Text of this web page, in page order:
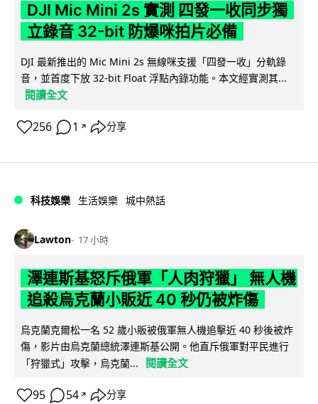
DJI Mic Mini 2s 實測 四發一收同步獨
立錄音 32-bit 防爆咪拍片必備
DJI 最新推出的 Mic Mini 2s 無線咪支援「四發一收」分軌錄
音，並首度下放 32-bit Float 浮點內錄功能。本文經實測其...
閱讀全文
256 1 ↗ 分享
科技娛樂 生活娛樂 城中熱話
Lawton 17 小時
澤連斯基怒斥俄軍「人肉狩獵」 無人機
追殺烏克蘭小販近 40 秒仍被炸傷
烏克蘭克爾松一名 52 歲小販被俄軍無人機追擊近 40 秒後被炸
傷，影片由烏克蘭總統澤連斯基公開。他直斥俄軍對平民進行
「狩獵式」攻擊，烏克蘭...
閱讀全文
95 54 ↗ 分享